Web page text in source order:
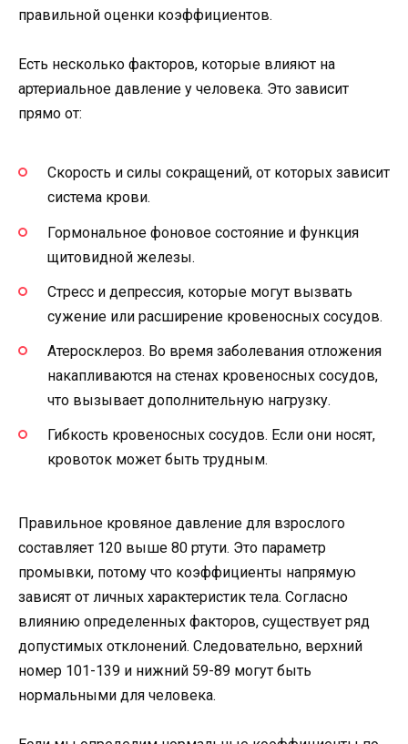
правильной оценки коэффициентов.
Есть несколько факторов, которые влияют на
артериальное давление у человека. Это зависит
прямо от:
Скорость и силы сокращений, от которых зависит
система крови.
Гормональное фоновое состояние и функция
щитовидной железы.
Стресс и депрессия, которые могут вызвать
сужение или расширение кровеносных сосудов.
Атеросклероз. Во время заболевания отложения
накапливаются на стенах кровеносных сосудов,
что вызывает дополнительную нагрузку.
Гибкость кровеносных сосудов. Если они носят,
кровоток может быть трудным.
Правильное кровяное давление для взрослого
составляет 120 выше 80 ртути. Это параметр
промывки, потому что коэффициенты напрямую
зависят от личных характеристик тела. Согласно
влиянию определенных факторов, существует ряд
допустимых отклонений. Следовательно, верхний
номер 101-139 и нижний 59-89 могут быть
нормальными для человека.